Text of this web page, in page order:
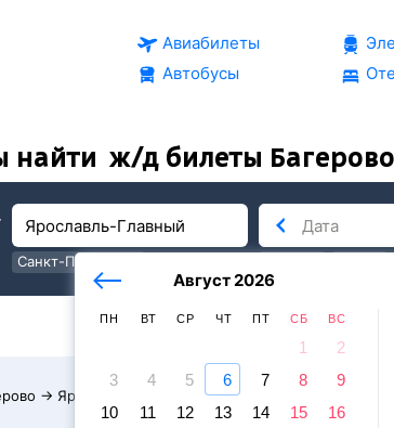
Авиабилеты
Автобусы
найти ж/д билеты
Санкт-Петербург
Август 2026
ПН ВТ СР ЧТ ПТ СБ ВС
1
2
3
4 5 6 7 8
9
10
11 12 13 14 15
16
послезавтра
→ Ярославль